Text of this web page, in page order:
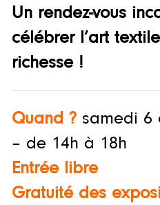
Un rendez-vous
célébrer l’art
richesse !
Quand ?samedi 6
– de 14h à 18h
Entrée libre
Gratuité des